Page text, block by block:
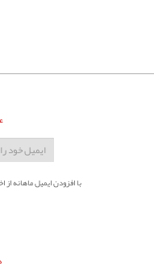
با افزودن ایمیل ماهانه